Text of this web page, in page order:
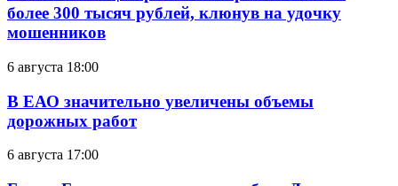
более 300 тысяч рублей, клюнув на удочку
мошенников
6 августа 18:00
В ЕАО значительно увеличены объемы
дорожных работ
6 августа 17:00